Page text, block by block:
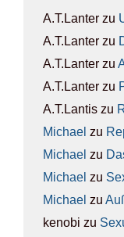
A.T.Lanter zu
A.T.Lanter zu
A.T.Lanter zu
A.T.Lanter zu
A.T.Lantis zu
Michael zu
Michael zu
Michael zu
Michael zu
kenobi zu